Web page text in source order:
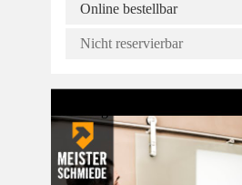
Online bestellbar
Nicht reservierbar